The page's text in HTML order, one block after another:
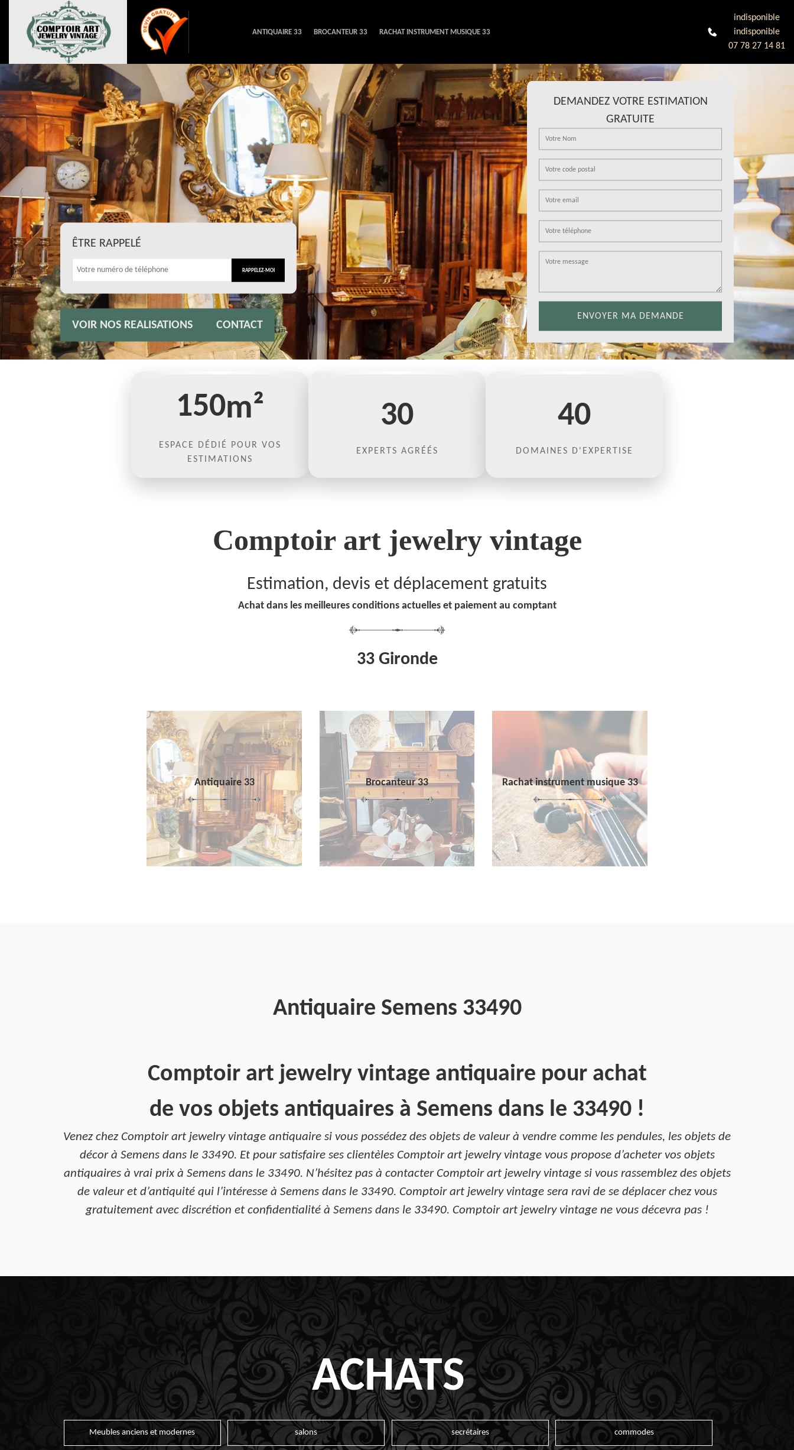
ANTIQUAIRE 33 BROCANTEUR 33 RACHAT INSTRUMENT MUSIQUE 33
indisponible
indisponible
07 78 27 14 81
ÊTRE RAPPELÉ
VOIR NOS REALISATIONS CONTACT
DEMANDEZ VOTRE ESTIMATION
GRATUITE
150m²
ESPACE DÉDIÉ POUR VOS
ESTIMATIONS
30
EXPERTS AGRÉÉS
40
DOMAINES D'EXPERTISE
Comptoir art jewelry vintage
Estimation, devis et déplacement gratuits
Achat dans les meilleures conditions actuelles et paiement au comptant
33 Gironde
Antiquaire 33 Brocanteur 33 Rachat instrument musique 33
Antiquaire Semens 33490
Comptoir art jewelry vintage antiquaire pour achat
de vos objets antiquaires à Semens dans le 33490 !
Venez chez Comptoir art jewelry vintage antiquaire si vous possédez des objets de valeur à vendre comme les pendules, les objets de
décor à Semens dans le 33490. Et pour satisfaire ses clientèles Comptoir art jewelry vintage vous propose d’acheter vos objets
antiquaires à vrai prix à Semens dans le 33490. N’hésitez pas à contacter Comptoir art jewelry vintage si vous rassemblez des objets
de valeur et d’antiquité qui l’intéresse à Semens dans le 33490. Comptoir art jewelry vintage sera ravi de se déplacer chez vous
gratuitement avec discrétion et confidentialité à Semens dans le 33490. Comptoir art jewelry vintage ne vous décevra pas !
ACHATS
Meubles anciens et modernes salons secrétaires commodes